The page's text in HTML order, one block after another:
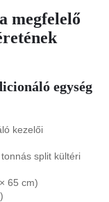
megfelelő
egység
kezelői
split kültéri
65 cm)